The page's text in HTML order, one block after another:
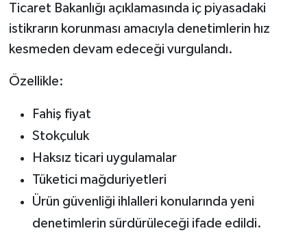
Ticaret Bakanlığı açıklamasında iç piyasadaki
istikrarın korunması amacıyla denetimlerin hız
kesmeden devam edeceği vurgulandı.
Özellikle:
Fahiş fiyat
Stokçuluk
Haksız ticari uygulamalar
Tüketici mağduriyetleri
Ürün güvenliği ihlalleri konularında yeni
denetimlerin sürdürüleceği ifade edildi.